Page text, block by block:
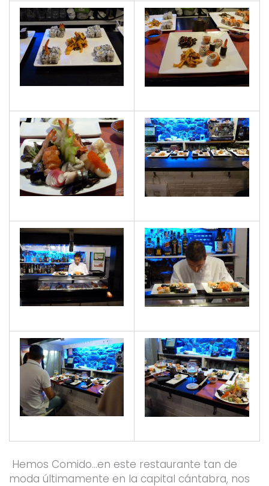
Hemos Comido…en este restaurante tan de
moda últimamente en la capital cántabra, nos